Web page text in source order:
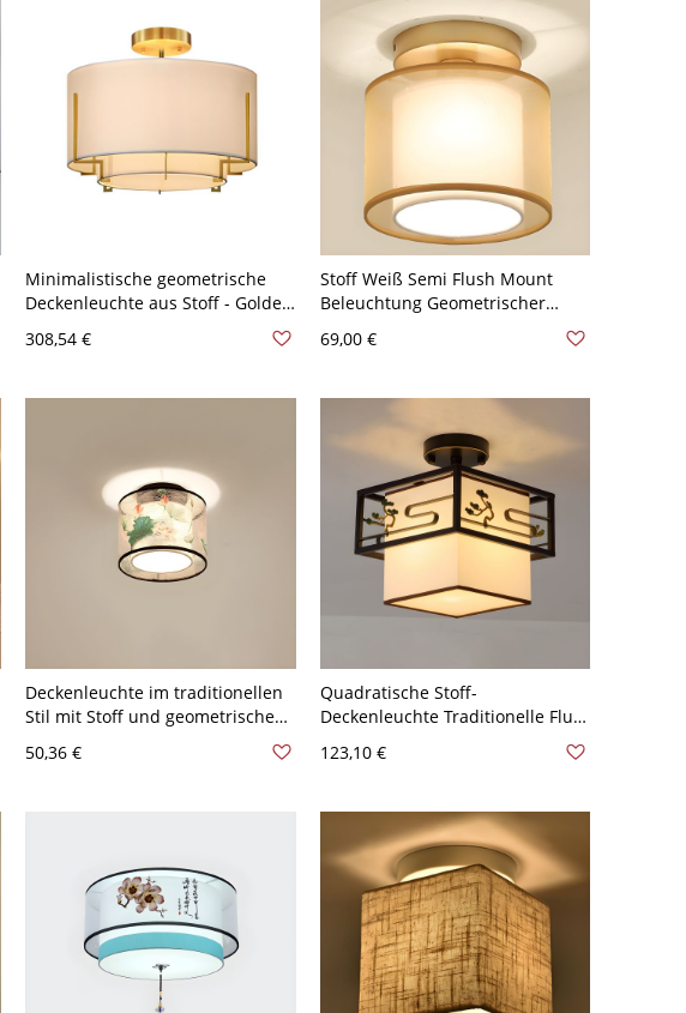
Minimalistische geometrische
Deckenleuchte aus Stoff - Golden
308,54 €
Stoff Weiß Semi Flush Mount
Beleuchtung Geometrischer
Minimalismus Semi Flush Light
Fixture - Weiß 110V-120V
69,00 €
Deckenleuchte im traditionellen
Stil mit Stoff und geometrischem
Franse Rund
50,36 €
Quadratische Stoff-
Deckenleuchte Traditionelle Flur-
Schwarz 110V-120V 1
123,10 €